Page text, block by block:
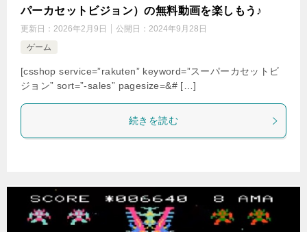
パーカセットビジョン）の無料動画を楽しもう♪
更新日： 2026年2月9日 公開日： 2024年9月28日
ゲーム
[csshop service=”rakuten” keyword=”スーパーカセットビ
ジョン” sort=”-sales” pagesize=&# […]
続きを読む